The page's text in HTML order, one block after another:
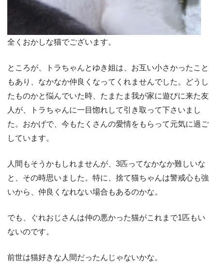
全くおかしな猫でございます。
ところが、トラちゃんとゆき姐は、お互い小さかったこと
もあり、なかなか仲良くなってくれませんでした。どうし
たものかと悩んでいた時、たまたま我が家に遊びに来た友
人が、トラちゃんに一目惚れして引き取って下さいまし
た。おかげで、今もたくさんの愛情をもらって元気に過ご
しています。
人間もそうかもしれませんが、 3匹ってなかなか難しいな
と、その時思いました。特に、捨て猫ちゃんは警戒心も強
いから、仲良くなれない場合もあるのかな。
でも、ぐれおじさんは仲の悪かった猫がこれまで1匹もい
ないのです。
前世は猫好きな人間だったんじゃないかな。